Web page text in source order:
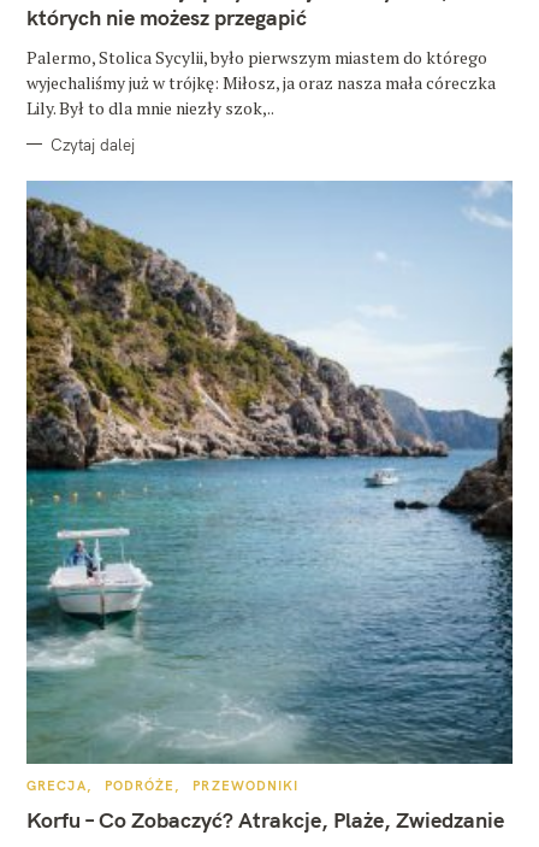
R
których nie możesz przegapić
Palermo, Stolica Sycylii, było pierwszym miastem do którego
wyjechaliśmy już w trójkę: Miłosz, ja oraz nasza mała córeczka
Lily. Był to dla mnie niezły szok,..
Czytaj dalej
K
T
E
GRECJA PODRÓŻE PRZEWODNIKI
Korfu – Co Zobaczyć? Atrakcje, Plaże, Zwiedzanie